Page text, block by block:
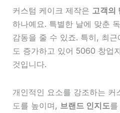
커스텀 케이크 제작은 고객의
하나예요. 특별한 날에 맞춘
감동을 줄 수 있죠. 특히, 최
도 증가하고 있어 5060 창업
것입니다.
개인적인 요소를 강조하는 커
도를 높이며, 브랜드 인지도